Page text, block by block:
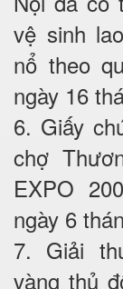
vệ sinh
nổ theo
ngày 16
6. Giấy
chợ
EXPO
ngày 6
7. Giải
vàng thủ